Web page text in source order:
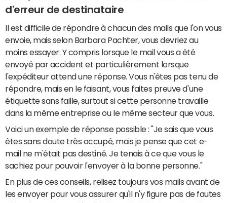
d'erreur de destinataire
Il est difficile de répondre à chacun des mails que l'on vous
envoie, mais selon Barbara Pachter, vous devriez au
moins essayer. Y compris lorsque le mail vous a été
envoyé par accident et particulièrement lorsque
l'expéditeur attend une réponse. Vous n'êtes pas tenu de
répondre, mais en le faisant, vous faites preuve d'une
étiquette sans faille, surtout si cette personne travaille
dans la même entreprise ou le même secteur que vous.
Voici un exemple de réponse possible : "Je sais que vous
êtes sans doute très occupé, mais je pense que cet e-
mail ne m'était pas destiné. Je tenais à ce que vous le
sachiez pour pouvoir l'envoyer à la bonne personne."
En plus de ces conseils, relisez toujours vos mails avant de
les envoyer pour vous assurer qu'il n'y figure pas de fautes